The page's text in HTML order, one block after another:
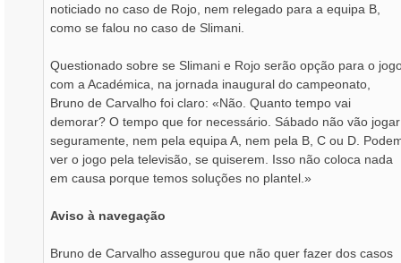
noticiado no caso de Rojo, nem relegado para a equipa B,
como se falou no caso de Slimani.
Questionado sobre se Slimani e Rojo serão opção para o
com a Académica, na jornada inaugural do campeonato,
Bruno de Carvalho foi claro: «Não. Quanto tempo vai
demorar? O tempo que for necessário. Sábado não vão jogar
seguramente, nem pela equipa A, nem pela B, C ou D.
ver o jogo pela televisão, se quiserem. Isso não coloca nada
em causa porque temos soluções no plantel.»
Aviso à navegação
Bruno de Carvalho assegurou que não quer fazer dos casos